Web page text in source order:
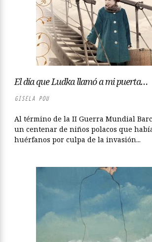
El día que Ludka llamó a mi puerta…
GISELA POU
Al término de la II Guerra Mundial
un centenar de niños polacos que
huérfanos por culpa de la invasión...